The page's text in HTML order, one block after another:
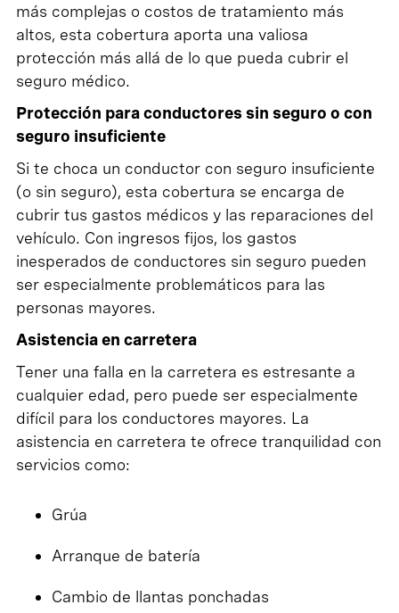
más complejas o costos de tratamiento más
altos, esta cobertura aporta una valiosa
protección más allá de lo que pueda cubrir el
seguro médico.
Protección para conductores sin seguro o con
seguro insuficiente
Si te choca un conductor con seguro insuficiente
(o sin seguro), esta cobertura se encarga de
cubrir tus gastos médicos y las reparaciones del
vehículo. Con ingresos fijos, los gastos
inesperados de conductores sin seguro pueden
ser especialmente problemáticos para las
personas mayores.
Asistencia en carretera
Tener una falla en la carretera es estresante a
cualquier edad, pero puede ser especialmente
difícil para los conductores mayores. La
asistencia en carretera te ofrece tranquilidad con
servicios como:
Grúa
Arranque de batería
Cambio de llantas ponchadas